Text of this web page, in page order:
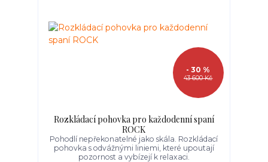
43 600 Kč
- 30 %
Rozkládací pohovka pro každodenní spaní
ROCK
Pohodlí nepřekonatelné jako skála. Rozkládací
pohovka s odvážnými liniemi, které upoutají
pozornost a vybízejí k relaxaci.